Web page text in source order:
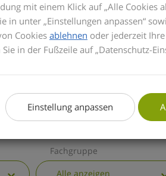
mit einem Klick auf „Alle Cookies
unter „Einstellungen anpassen“
Cookies ablehnen oder jederzeit
in der Fußzeile auf „Datenschutz-
Einstellung anpassen
Bis zum
Privatabrechnung
basieren die
informieren wir Sie
GOÄ. Zusätzlich
Fachgruppe
Alle anzeigen